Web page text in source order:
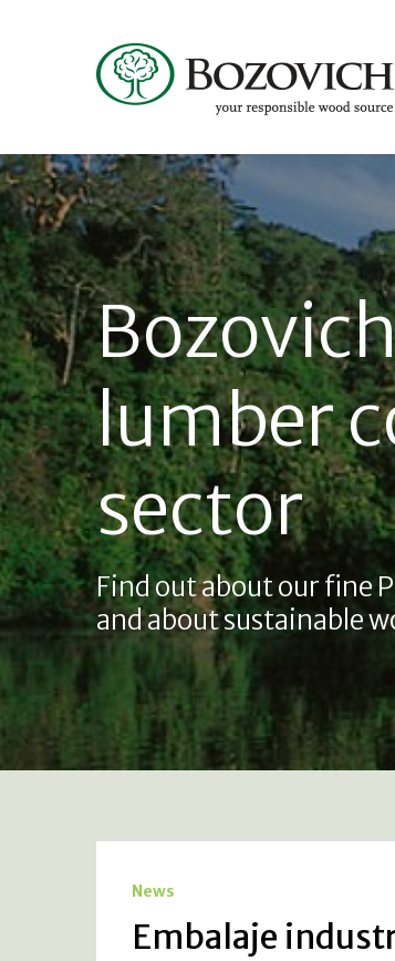
lumber
sector
Find out about our fine
and about sustainable
News
Embalaje